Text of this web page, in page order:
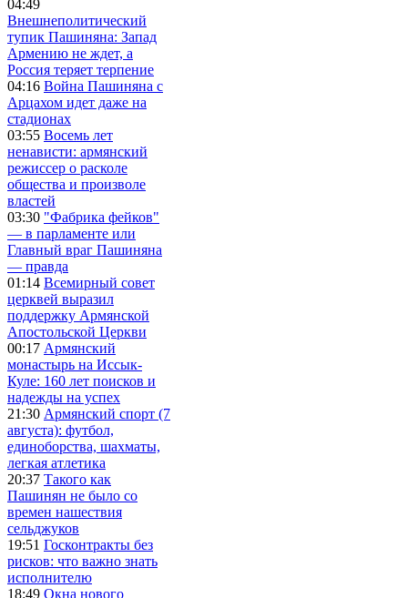
04:49
Внешнеполитический
тупик Пашиняна: Запад
Армению не ждет, а
Россия теряет терпение
04:16 Война Пашиняна с
Арцахом идет даже на
стадионах
03:55 Восемь лет
ненависти: армянский
режиссер о расколе
общества и произволе
властей
03:30 "Фабрика фейков"
— в парламенте или
Главный враг Пашиняна
— правда
01:14 Всемирный совет
церквей выразил
поддержку Армянской
Апостольской Церкви
00:17 Армянский
монастырь на Иссык-
Куле: 160 лет поисков и
надежды на успех
21:30 Армянский спорт (7
августа): футбол,
единоборства, шахматы,
легкая атлетика
20:37 Такого как
Пашинян не было со
времен нашествия
сельджуков
19:51 Госконтракты без
рисков: что важно знать
исполнителю
18:49 Окна нового